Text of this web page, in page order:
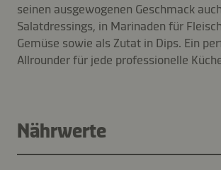
seinen ausgewogenen Geschmack
Salatdressings, in Marinaden für
Gemüse sowie als Zutat in Dips. Ein
Allrounder für jede professionelle
Nährwerte